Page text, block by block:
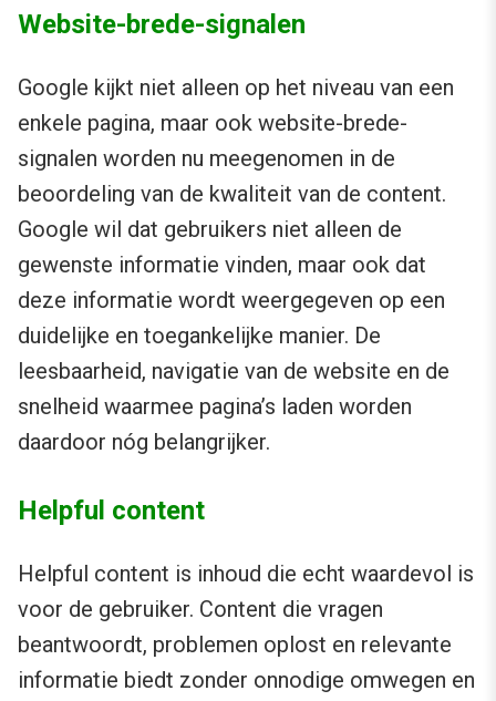
Website-brede-signalen
Google kijkt niet alleen op het niveau van een
enkele pagina, maar ook website-brede-
signalen worden nu meegenomen in de
beoordeling van de kwaliteit van de content.
Google wil dat gebruikers niet alleen de
gewenste informatie vinden, maar ook dat
deze informatie wordt weergegeven op een
duidelijke en toegankelijke manier. De
leesbaarheid, navigatie van de website en de
snelheid waarmee pagina’s laden worden
daardoor nóg belangrijker.
Helpful content
Helpful content is inhoud die echt waardevol is
voor de gebruiker. Content die vragen
beantwoordt, problemen oplost en relevante
informatie biedt zonder onnodige omwegen en